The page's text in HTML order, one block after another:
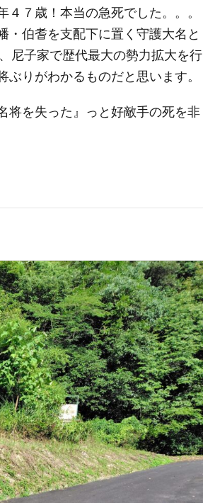
７歳！本当の急死でした。。。
・伯耆を支配下に置く守護大名と
尼子家で歴代最大の勢力拡大を行
りがわかるものだと思います。
将を失った』っと好敵手の死を非